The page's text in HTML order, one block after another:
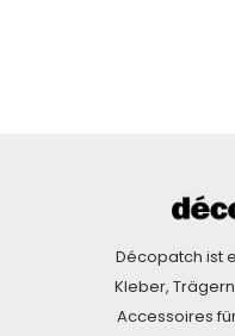
Décopatch ist
Kleber,
Accessoires